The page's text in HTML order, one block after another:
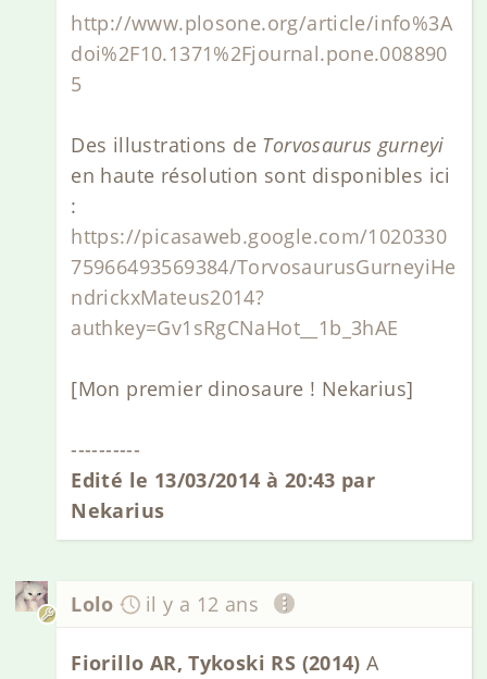
http://www.plosone.org/article/info%3A
doi%2F10.1371%2Fjournal.pone.008890
5
Des illustrations de Torvosaurus gurneyi
en haute résolution sont disponibles ici
:
https://picasaweb.google.com/1020330
75966493569384/TorvosaurusGurneyiHe
ndrickxMateus2014?
authkey=Gv1sRgCNaHot__1b_3hAE
[Mon premier dinosaure ! Nekarius]
----------
Edité le 13/03/2014 à 20:43 par
Nekarius
Lolo il y a 12 ans
Fiorillo AR, Tykoski RS (2014) A